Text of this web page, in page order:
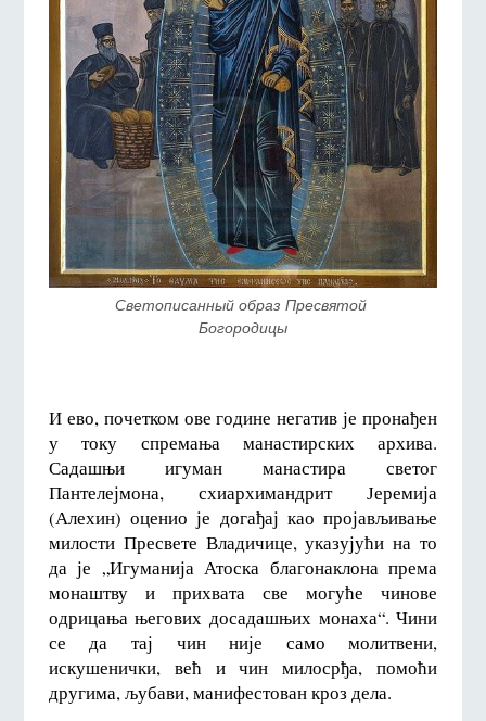
Светописанный образ Пресвятой
Богородицы
И ево, почетком ове године негатив је пронађен
у току спремања манастирских архива.
Садашњи игуман манастира светог
Пантелејмона, схиархимандрит Јеремија
(Алехин) оценио је догађај као пројављивање
милости Пресвете Владичице, указујући на то
да је „Игуманија Атоска благонаклона према
монаштву и прихвата све могуће чинове
одрицања његових досадашњих монаха“. Чини
се да тај чин није само молитвени,
искушенички, већ и чин милосрђа, помоћи
другима, љубави, манифестован кроз дела.